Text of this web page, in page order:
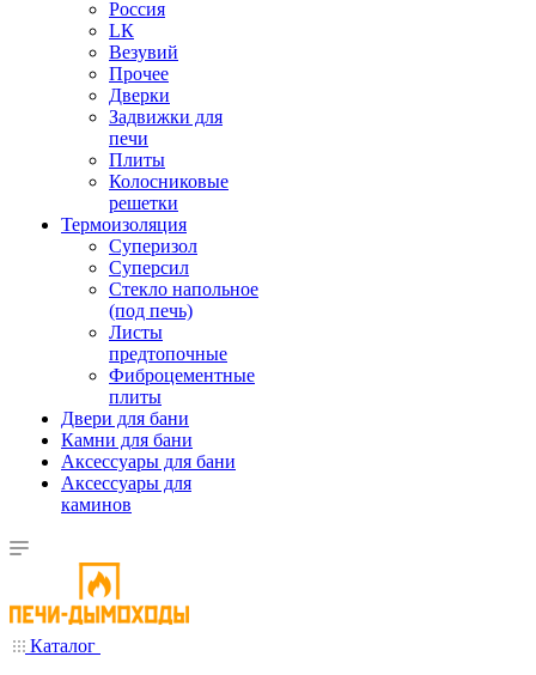
Россия
LК
Везувий
Прочее
Дверки
Задвижки для
печи
Плиты
Колосниковые
решетки
Термоизоляция
Суперизол
Суперсил
Стекло напольное
(под печь)
Листы
предтопочные
Фиброцементные
плиты
Двери для бани
Камни для бани
Аксессуары для бани
Аксессуары для
каминов
Каталог